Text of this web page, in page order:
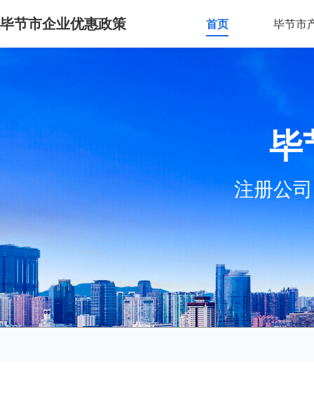
毕节市企业优惠政策 首页 毕节市
毕
注册公